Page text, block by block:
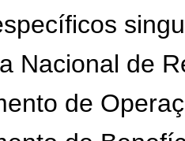
Nacional de
de